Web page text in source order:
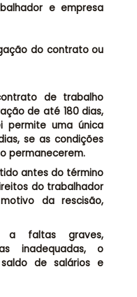
e empresa
do contrato ou
de trabalho
de até 180 dias,
permite uma única
se as condições
permanecerem.
antes do término
do trabalhador
da rescisão,
a faltas graves,
inadequadas, o
de salários e